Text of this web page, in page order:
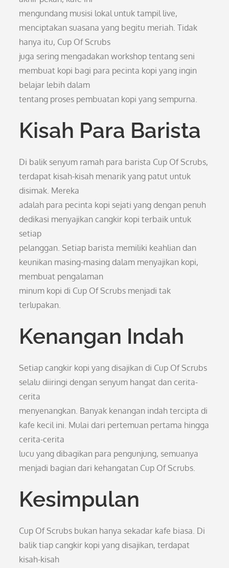
mengundang musisi lokal untuk tampil live,
menciptakan suasana yang begitu meriah. Tidak
hanya itu, Cup Of Scrubs
juga sering mengadakan workshop tentang seni
membuat kopi bagi para pecinta kopi yang ingin
belajar lebih dalam
tentang proses pembuatan kopi yang sempurna.
Kisah Para Barista
Di balik senyum ramah para barista Cup Of Scrubs,
terdapat kisah-kisah menarik yang patut untuk
disimak. Mereka
adalah para pecinta kopi sejati yang dengan penuh
dedikasi menyajikan cangkir kopi terbaik untuk
setiap
pelanggan. Setiap barista memiliki keahlian dan
keunikan masing-masing dalam menyajikan kopi,
membuat pengalaman
minum kopi di Cup Of Scrubs menjadi tak
terlupakan.
Kenangan Indah
Setiap cangkir kopi yang disajikan di Cup Of Scrubs
selalu diiringi dengan senyum hangat dan cerita-
cerita
menyenangkan. Banyak kenangan indah tercipta di
kafe kecil ini. Mulai dari pertemuan pertama hingga
cerita-cerita
lucu yang dibagikan para pengunjung, semuanya
menjadi bagian dari kehangatan Cup Of Scrubs.
Kesimpulan
Cup Of Scrubs bukan hanya sekadar kafe biasa. Di
balik tiap cangkir kopi yang disajikan, terdapat
kisah-kisah